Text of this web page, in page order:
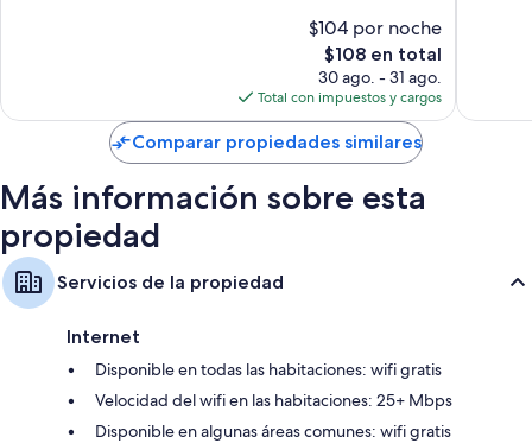
$104 por noche
El
precio
actual
es
de
$108
$108 en total
30 ago. - 31 ago.
Total con impuestos y cargos
Comparar propiedades similares
Más información sobre esta
propiedad
Servicios de la propiedad
Internet
Disponible en todas las habitaciones: wifi gratis
Velocidad del wifi en las habitaciones: 25+ Mbps
Disponible en algunas áreas comunes: wifi gratis